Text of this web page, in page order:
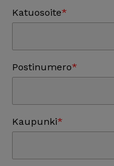
Katuosoite
Postinumero
Kaupunki